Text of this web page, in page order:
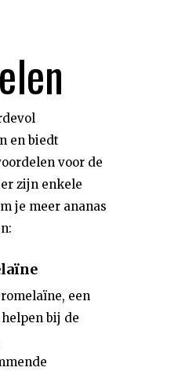
en biedt
voor de
zijn enkele
je meer ananas
een
bij de